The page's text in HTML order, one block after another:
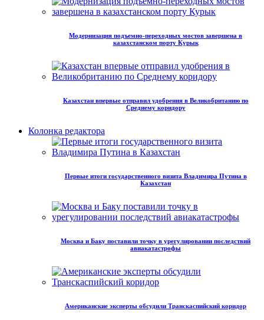
Модернизация подъемно-переходных мостов завершена в
казахстанском порту Курык
Казахстан впервые отправил удобрения в Великобританию по
Среднему коридору
Колонка редактора
Первые итоги государственного визита Владимира Путина в
Казахстан
Москва и Баку поставили точку в урегулировании последствий
авиакатастрофы
Американские эксперты обсудили Транскаспийский коридор